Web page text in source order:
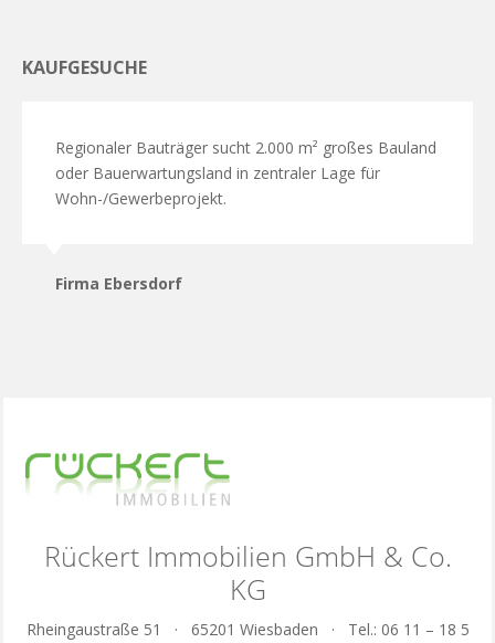
KAUFGESUCHE
Regionaler Bauträger sucht 2.000 m² großes Bauland
oder Bauerwartungsland in zentraler Lage für
Wohn-/Gewerbeprojekt.
Firma Ebersdorf
Rückert Immobilien GmbH & Co.
KG
Rheingaustraße 51 · 65201 Wiesbaden · Tel.: 06 11 – 18 5